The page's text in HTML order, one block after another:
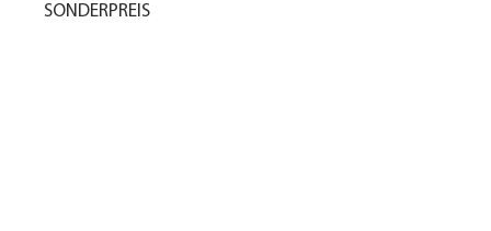
SONDERPREIS